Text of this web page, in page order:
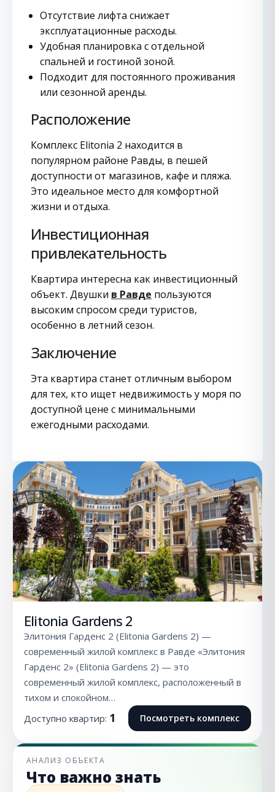
Отсутствие лифта снижает
эксплуатационные расходы.
Удобная планировка с отдельной
спальней и гостиной зоной.
Подходит для постоянного проживания
или сезонной аренды.
Расположение
Комплекс Elitonia 2 находится в
популярном районе Равды, в пешей
доступности от магазинов, кафе и пляжа.
Это идеальное место для комфортной
жизни и отдыха.
Инвестиционная
привлекательность
Квартира интересна как инвестиционный
объект. Двушки в Равде пользуются
высоким спросом среди туристов,
особенно в летний сезон.
Заключение
Эта квартира станет отличным выбором
для тех, кто ищет недвижимость у моря по
доступной цене с минимальными
ежегодными расходами.
Elitonia Gardens 2
Элитония Гарденс 2 (Elitonia Gardens 2) —
современный жилой комплекс в Равде «Элитония
Гарденс 2» (Elitonia Gardens 2) — это
современный жилой комплекс, расположенный в
тихом и спокойном…
Доступно квартир: 1 Посмотреть комплекс
АНАЛИЗ ОБЪЕКТА
Что важно знать